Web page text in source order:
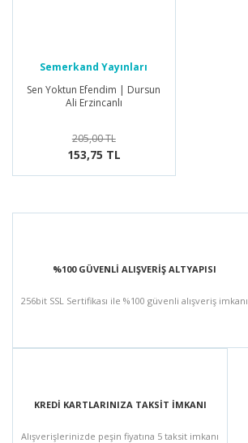
Semerkand Yayınları
Sen Yoktun Efendim | Dursun
Ali Erzincanlı
205,00 TL
153,75 TL
%100 GÜVENLİ ALIŞVERİŞ ALTYAPISI
256bit SSL Sertifikası ile %100 güvenli alışveriş imkanı
KREDİ KARTLARINIZA TAKSİT İMKANI
Alışverişlerinizde peşin fiyatına 5 taksit imkanı